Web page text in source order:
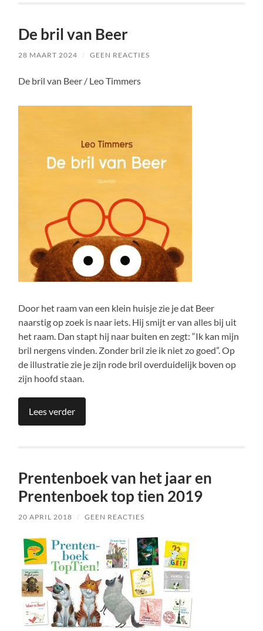
De bril van Beer
28 MAART 2024 / GEEN REACTIES
De bril van Beer / Leo Timmers
Door het raam van een klein huisje zie je dat Beer
naarstig op zoek is naar iets. Hij smijt er van alles bij uit
het raam. Dan stapt hij naar buiten en zegt: “Ik kan mijn
bril nergens vinden. Zonder bril zie ik niet zo goed”. Op
de illustratie zie je zijn rode bril overduidelijk boven op
zijn hoofd staan.
Lees verder
Prentenboek van het jaar en
Prentenboek top tien 2019
20 APRIL 2018 / GEEN REACTIES